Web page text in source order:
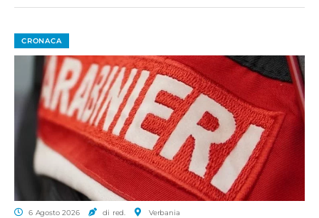
CRONACA
6 Agosto 2026 di red. Verbania